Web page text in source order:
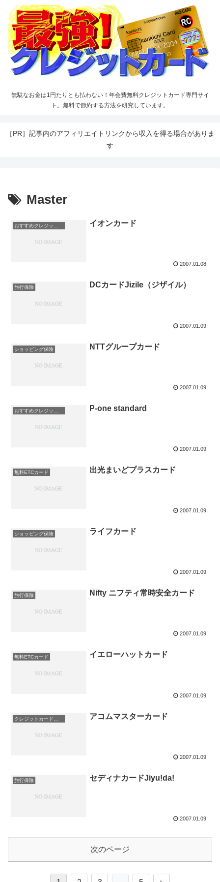
無駄なお金は1円たりとも払わない！年会費無料クレジットカード専門サイ
ト。無料で節約する方法を研究しています。
［PR］記事内のアフィリエイトリンクから収入を得る場合がありま
す
Master
イオンカード
2007.01.08
旅行保険 DCカードJizile（ジザイル）
2007.01.09
ショッピング保険 NTTグループカード
2007.01.09
P-one standard
2007.01.09
無料ETCカード 出光まいどプラスカード
2007.01.09
ショッピング保険 ライフカード
2007.01.09
旅行保険 Nifty ニフティ常時安全カード
2007.01.09
無料ETCカード イエローハットカード
2007.01.09
アコムマスターカード
2007.01.09
旅行保険 セディナカードJiyu!da!
2007.01.09
次のページ